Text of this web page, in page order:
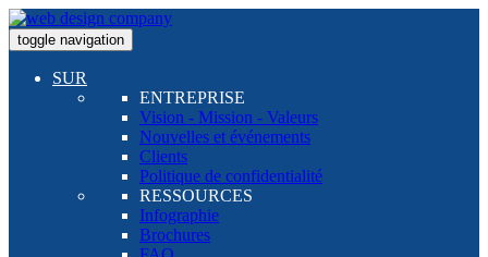
toggle navigation
SUR
ENTREPRISE
Vision - Mission - Valeurs
Nouvelles et événements
Clients
Politique de confidentialité
RESSOURCES
Infographie
Brochures